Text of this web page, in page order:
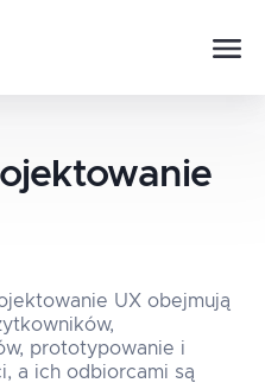
UX obejmują
prototypowanie i
a ich odbiorcami są